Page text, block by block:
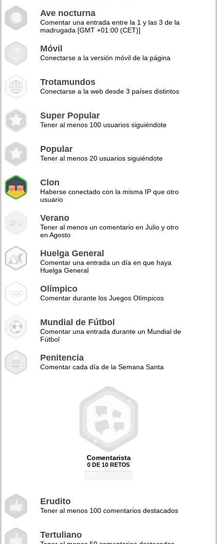
Ave nocturna
Comentar una entrada entre la 1 y las 3 de la
madrugada [GMT +01:00 (CET)]
Móvil
Conectarse a la versión móvil de la página
Trotamundos
Conectarse a la web desde 3 países distintos
Super Popular
Tener al menos 100 usuarios siguiéndote
Popular
Tener al menos 20 usuarios siguiéndote
Clon
Haberse conectado con la misma IP que otro
usuario
Verano
Tener al menos un comentario en Julio y otro
en Agosto
Huelga General
Comentar una entrada un día en que haya
Huelga General
Olímpico
Comentar durante los Juegos Olímpicos
Mundial de Fútbol
Comentar una entrada durante un Mundial de
Fútbol
Penitencia
Comentar cada día de la Semana Santa
Comentarista
0 DE 10 RETOS
Erudito
Tener al menos 100 comentarios destacados
Tertuliano